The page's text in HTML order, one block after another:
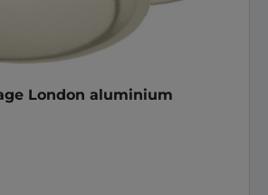
London aluminium